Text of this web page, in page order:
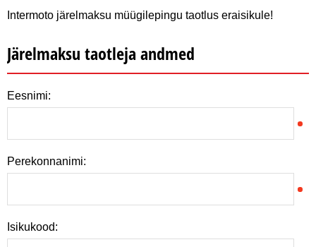
Intermoto järelmaksu müügilepingu taotlus eraisikule!
Järelmaksu taotleja andmed
Eesnimi:
Perekonnanimi:
Isikukood: